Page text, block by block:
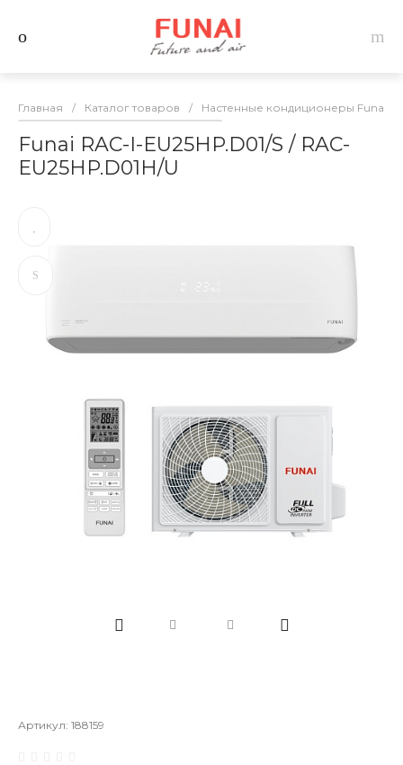
Главная / Каталог товаров / Настенные кондиционеры Funai
Funai RAC-I-EU25HP.D01/S / RAC-
EU25HP.D01H/U
Артикул: 188159